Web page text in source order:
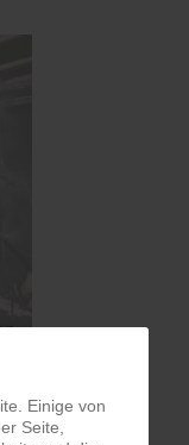
Einige von
Seite,